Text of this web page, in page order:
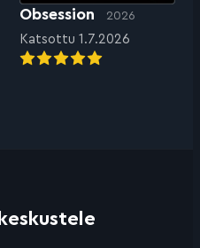
Obsession 2026
Katsottu 1.7.2026
keskustele